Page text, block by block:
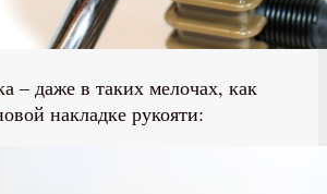
– даже в таких мелочах, как
накладке рукояти: